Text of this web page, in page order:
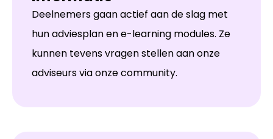
Deelnemers gaan actief aan de slag met
hun adviesplan en e-learning modules. Ze
kunnen tevens vragen stellen aan onze
adviseurs via onze community.